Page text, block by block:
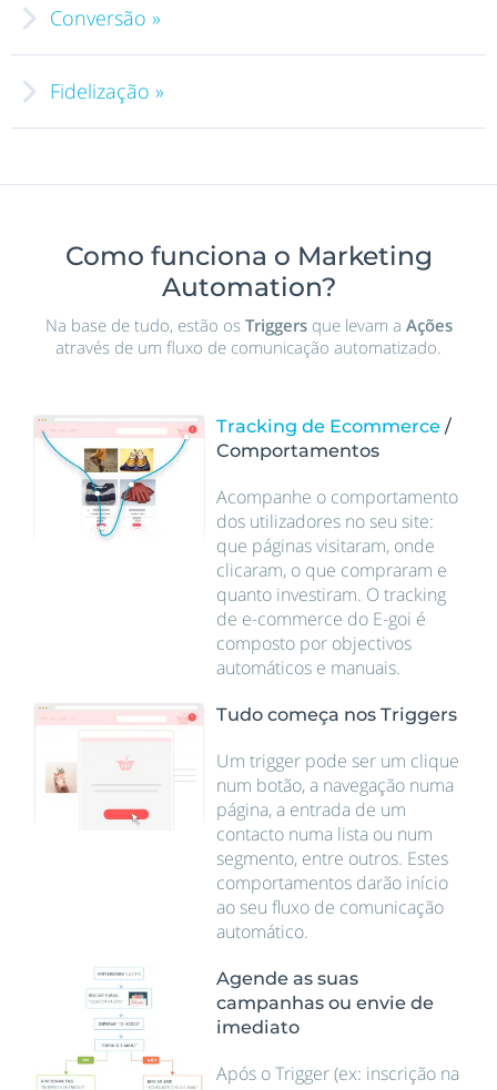
automatizar processos
Conversão »
Fidelização »
Como funciona o Marketing
Automation?
Na base de tudo, estão os Triggersque levam a Ações
através de um fluxo de comunicação automatizado.
Tracking de Ecommerce /
Comportamentos
Acompanhe o comportamento
dos utilizadores no seu site:
que páginas visitaram, onde
clicaram, o que compraram e
quanto investiram. O tracking
de e-commerce do E-goi é
composto por objectivos
automáticos e manuais.
Tudo começa nos Triggers
Um trigger pode ser um clique
num botão, a navegação numa
página, a entrada de um
contacto numa lista ou num
segmento, entre outros. Estes
comportamentos darão início
ao seu fluxo de comunicação
automático.
Agende as suas
campanhas ou envie de
imediato
Após o Trigger (ex: inscrição na